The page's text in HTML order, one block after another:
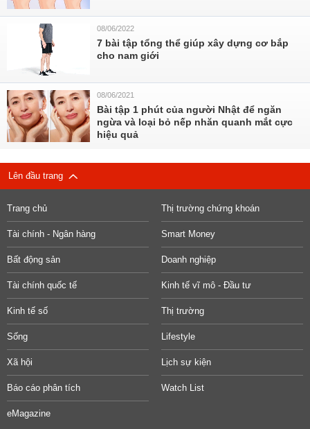
08/06/2022
7 bài tập tổng thể giúp xây dựng cơ bắp
cho nam giới
08/06/2021
Bài tập 1 phút của người Nhật để ngăn
ngừa và loại bỏ nếp nhăn quanh mắt cực
hiệu quả
Lên đầu trang
Trang chủ Thị trường chứng khoán
Tài chính - Ngân hàng Smart Money
Bất động sản Doanh nghiệp
Tài chính quốc tế Kinh tế vĩ mô - Đầu tư
Kinh tế số Thị trường
Sống Lifestyle
Xã hội Lịch sự kiện
Báo cáo phân tích Watch List
eMagazine